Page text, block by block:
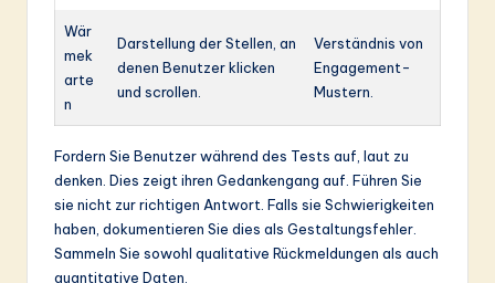
Wär
mek
arte
n
Darstellung der Stellen, an
denen Benutzer klicken
und scrollen.
Verständnis von
Engagement-
Mustern.
Fordern Sie Benutzer während des Tests auf, laut zu
denken. Dies zeigt ihren Gedankengang auf. Führen Sie
sie nicht zur richtigen Antwort. Falls sie Schwierigkeiten
haben, dokumentieren Sie dies als Gestaltungsfehler.
Sammeln Sie sowohl qualitative Rückmeldungen als auch
quantitative Daten.